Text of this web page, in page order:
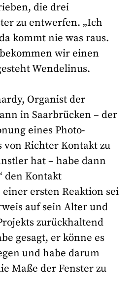
die drei
zu entwerfen. „Ich
kommt nie was raus.
wir einen
Wendelinus.
Organist der
in Saarbrücken – der
eines Photo-
von Richter Kontakt zu
hat – habe dann
den Kontakt
ersten Reaktion sei
auf sein Alter und
zurückhaltend
gesagt, er könne es
und habe darum
Maße der Fenster zu